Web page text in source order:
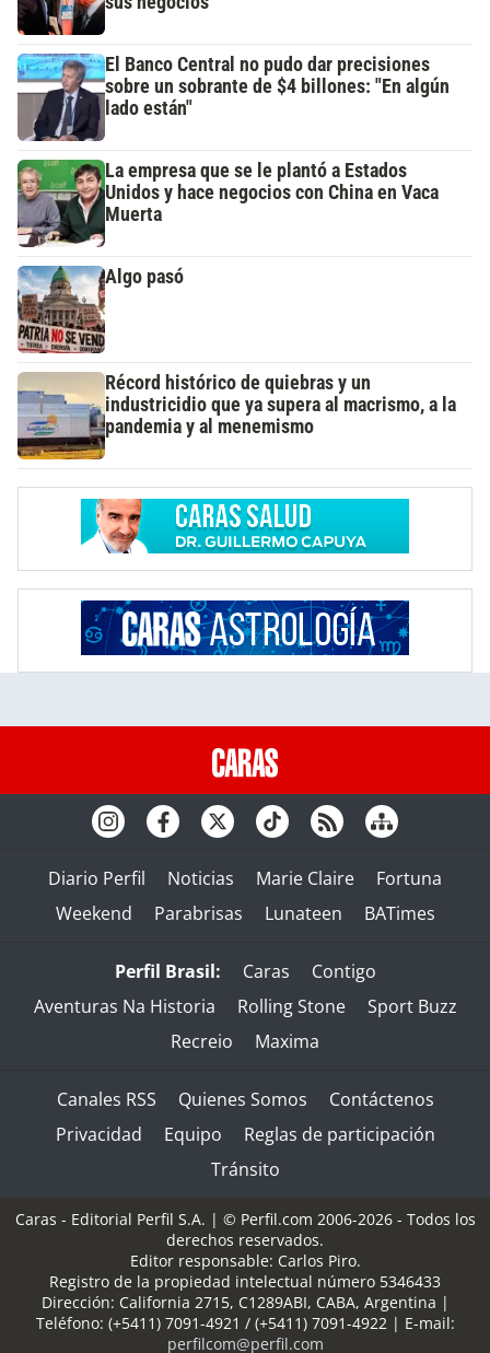
El Banco Central no pudo dar precisiones
sobre un sobrante de $4 billones: "En algún
lado están"
La empresa que se le plantó a Estados
Unidos y hace negocios con China en Vaca
Muerta
Algo pasó
Récord histórico de quiebras y un
industricidio que ya supera al macrismo, a la
pandemia y al menemismo
Diario Perfil Noticias Marie Claire
Fortuna
Weekend
Parabrisas Lunateen BATimes
Perfil Brasil: Caras
Contigo
Aventuras Na Historia
Rolling Stone
Sport Buzz
Recreio
Maxima
Canales RSS Quienes Somos
Contáctenos
Privacidad
Equipo
Reglas de participación
Tránsito
Caras - Editorial Perfil S.A. | © Perfil.com 2006-2026 - Todos los
derechos reservados.
Editor responsable: Carlos Piro.
Registro de la propiedad intelectual número 5346433
Dirección: California 2715, C1289ABI, CABA, Argentina |
Teléfono: (+5411) 7091-4921 / (+5411) 7091-4922| E-mail:
perfilcom@perfil.com